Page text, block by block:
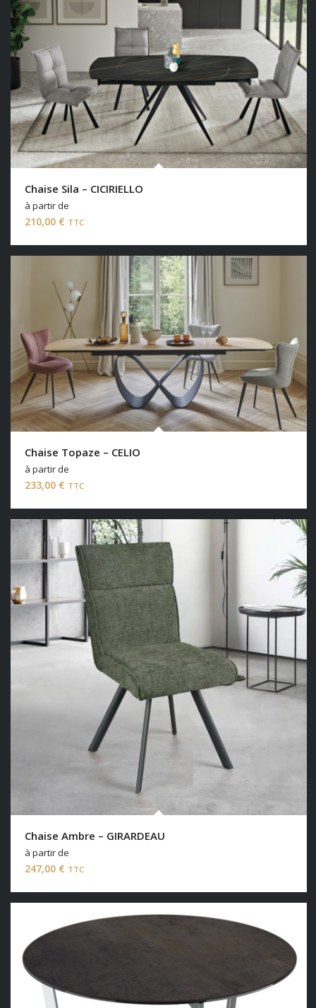
Chaise Sila – CICIRIELLO
à partir de
210,00 € TTC
Chaise Topaze – CELIO
à partir de
233,00 € TTC
Chaise Ambre – GIRARDEAU
à partir de
247,00 € TTC